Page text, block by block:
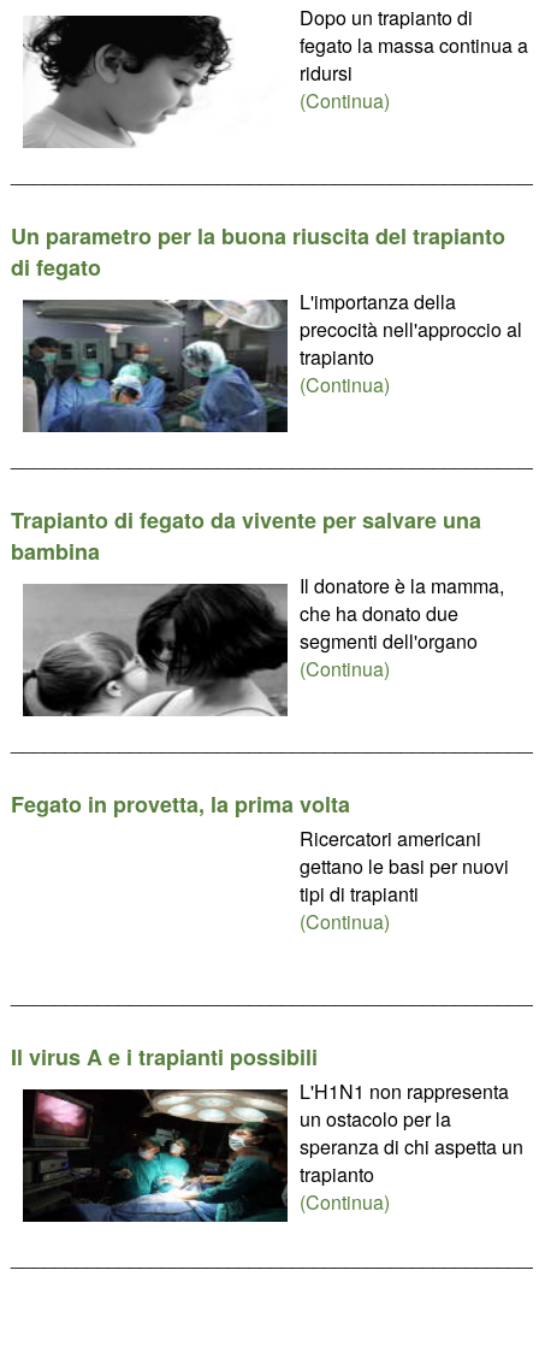
Dopo un trapianto di
fegato la massa continua a
ridursi
(Continua)
Un parametro per la buona riuscita del trapianto
di fegato
L'importanza della
precocità nell'approccio al
trapianto
(Continua)
Trapianto di fegato da vivente per salvare una
bambina
Il donatore è la mamma,
che ha donato due
segmenti dell'organo
(Continua)
Fegato in provetta, la prima volta
Ricercatori americani
gettano le basi per nuovi
tipi di trapianti
(Continua)
Il virus A e i trapianti possibili
L'H1N1 non rappresenta
un ostacolo per la
speranza di chi aspetta un
trapianto
(Continua)